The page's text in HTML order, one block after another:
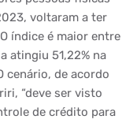
voltaram a ter
índice é maior entre
atingiu 51,22% na
cenário, de acordo
“deve ser visto
de crédito para